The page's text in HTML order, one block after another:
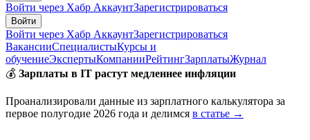
Войти через Хабр АккаунтЗарегистрироваться
Войти
Войти через Хабр АккаунтЗарегистрироваться
ВакансииСпециалистыКурсы и
обучениеЭкспертыКомпанииРейтингЗарплатыЖурнал
💰 Зарплаты в IT растут медленнее инфляции
Проанализировали данные из зарплатного калькулятора за
первое полугодие 2026 года и делимся в статье →